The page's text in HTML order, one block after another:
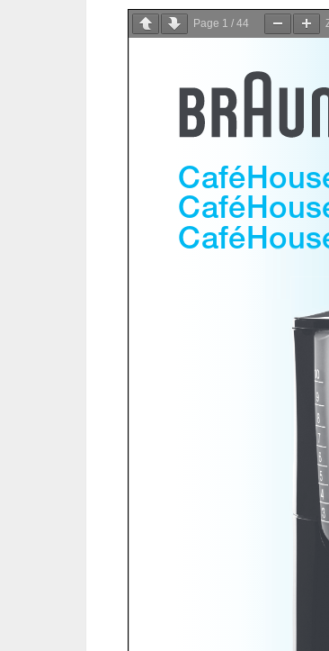
Page 1 / 44